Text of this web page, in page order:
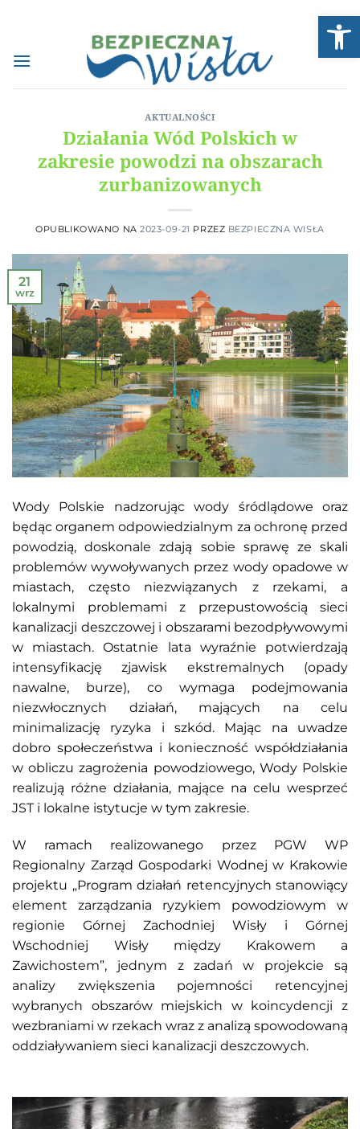
AKTUALNOŚCI
Działania Wód Polskich w
zakresie powodzi na obszarach
zurbanizowanych
OPUBLIKOWANO NA2023-09-21 PRZEZ BEZPIECZNA WISŁA
21
wrz
Wody Polskie nadzorując wody śródlądowe oraz
będąc organem odpowiedzialnym za ochronę przed
powodzią, doskonale zdają sobie sprawę ze skali
problemów wywoływanych przez wody opadowe w
miastach, często niezwiązanych z rzekami, a
lokalnymi problemami z przepustowością sieci
kanalizacji deszczowej i obszarami bezodpływowymi
w miastach. Ostatnie lata wyraźnie potwierdzają
intensyfikację zjawisk ekstremalnych (opady
nawalne, burze), co wymaga podejmowania
niezwłocznych działań, mających na celu
minimalizację ryzyka i szkód. Mając na uwadze
dobro społeczeństwa i konieczność współdziałania
w obliczu zagrożenia powodziowego, Wody Polskie
realizują różne działania, mające na celu wesprzeć
JST i lokalne istytucje w tym zakresie.
W ramach realizowanego przez PGW WP
Regionalny Zarząd Gospodarki Wodnej w Krakowie
projektu „Program działań retencyjnych stanowiący
element zarządzania ryzykiem powodziowym w
regionie Górnej Zachodniej Wisły i Górnej
Wschodniej Wisły między Krakowem a
Zawichostem”, jednym z zadań w projekcie są
analizy zwiększenia pojemności retencyjnej
wybranych obszarów miejskich w koincydencji z
wezbraniami w rzekach wraz z analizą spowodowaną
oddziaływaniem sieci kanalizacji deszczowych.